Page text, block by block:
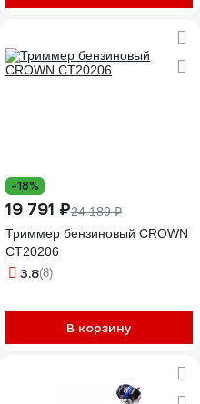
-18%
19 791 ₽24 189 ₽
Триммер бензиновый CROWN
CT20206
3.8(8)
В корзину